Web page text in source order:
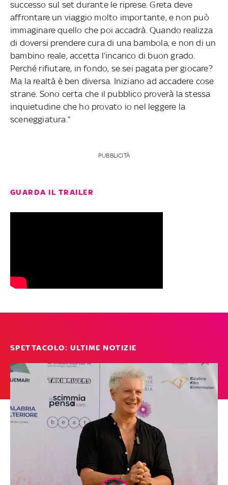
successo sul set durante le riprese. Greta deve
affrontare un viaggio molto importante, e non può
immaginare quello che poi accadrà. Quando realizza
di doversi prendere cura di una bambola, e non di un
bambino reale, accetta l’incarico di buon grado.
Perché rifiutare, in fondo, se sei pagata per giocare?
Ma la realtà è ben diversa. Iniziano ad accadere cose
strane. Sono certa che il pubblico proverà la stessa
inquietudine che ho provato io nel leggere la
sceneggiatura.”
PUBBLICITÀ
GUARDA IL TRAILER
SPETTACOLO: ULTIME NOTIZIE